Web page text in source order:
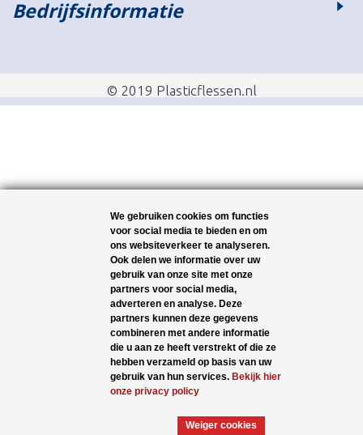
Bedrijfsinformatie
© 2019 Plasticflessen.nl
We gebruiken cookies om functies
voor social media te bieden en om
ons websiteverkeer te analyseren.
Ook delen we informatie over uw
gebruik van onze site met onze
partners voor social media,
adverteren en analyse. Deze
partners kunnen deze gegevens
combineren met andere informatie
die u aan ze heeft verstrekt of die ze
hebben verzameld op basis van uw
gebruik van hun services. Bekijk hier
onze privacy policy
Weiger cookies